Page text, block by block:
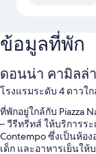
ข้อมูลที่พัก
ดอนน่า คามิลล่
โรงแรมระดับ 4 ดาวใก
ที่พักอยู่ใกล้กับ Piazza
– วีรีทรีทส์ ให้บริการร
Contempo ซึ่งเป็นห้อ
เด็ก และอาหารเย็นใ